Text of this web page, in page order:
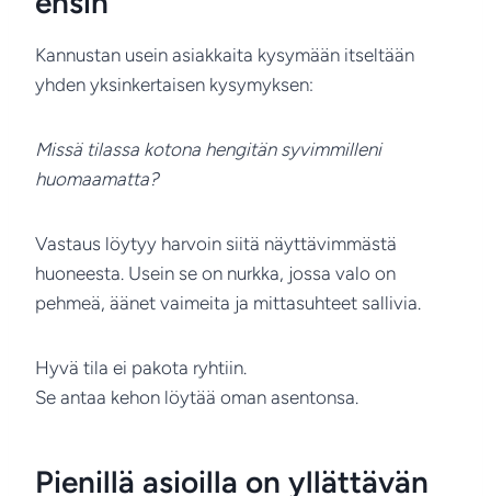
Kannustan usein asiakkaita kysymään itseltään
yhden yksinkertaisen kysymyksen:
Missä tilassa kotona hengitän syvimmilleni
huomaamatta?
Vastaus löytyy harvoin siitä näyttävimmästä
huoneesta. Usein se on nurkka, jossa valo on
pehmeä, äänet vaimeita ja mittasuhteet sallivia.
Hyvä tila ei pakota ryhtiin.
Se antaa kehon löytää oman asentonsa.
Pienillä asioilla on yllättävän